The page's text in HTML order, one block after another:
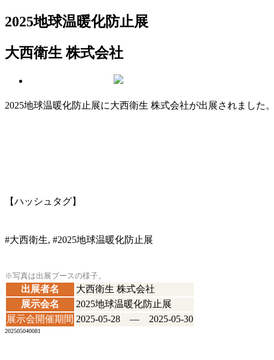
2025地球温暖化防止展
大西衛生 株式会社
2025地球温暖化防止展に大西衛生 株式会社が出展されました。
【ハッシュタグ】
#大西衛生, #2025地球温暖化防止展
※写真は出展ブースの様子。
出展者名
大西衛生 株式会社
展示会名
2025地球温暖化防止展
展示会開催期間 2025-05-28 ― 2025-05-30
202505040081